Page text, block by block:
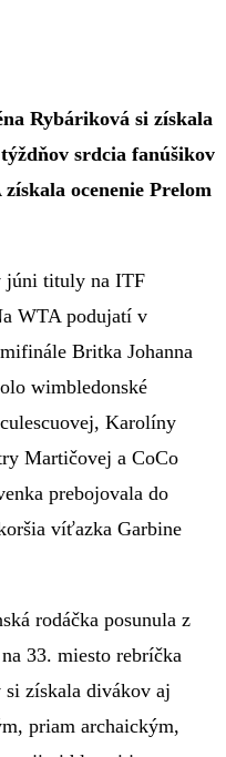
Rybáriková si získala
srdcia fanúšikov
ocenenie Prelom
júni tituly na ITF
WTA podujatí v
Britka Johanna
wimbledonské
Karolíny
Martičovej a CoCo
prebojovala do
víťazka Garbine
rodáčka posunula z
33. miesto rebríčka
získala divákov aj
priam archaickým,